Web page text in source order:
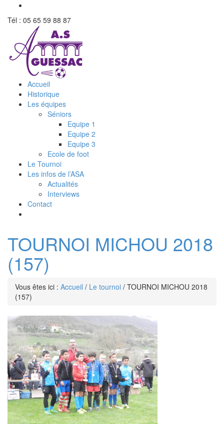
Tél : 05 65 59 88 87
Accueil
Historique
Les équipes
Séniors
Equipe 1
Equipe 2
Equipe 3
Ecole de foot
Le Tournoi
Les infos de l’ASA
Actualités
Interviews
Contact
TOURNOI MICHOU 2018
(157)
Vous êtes ici : Accueil / Le tournoi / TOURNOI MICHOU 2018
(157)